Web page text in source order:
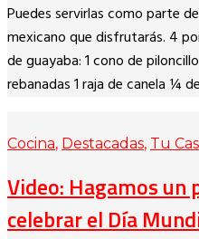
Link
Puedes servirlas como parte
mexicano que disfrutarás. 4
de guayaba: 1 cono de
rebanadas 1 raja de canela ¼
Cocina, Destacadas, Tu
Video: Hagamos un
celebrar el Día